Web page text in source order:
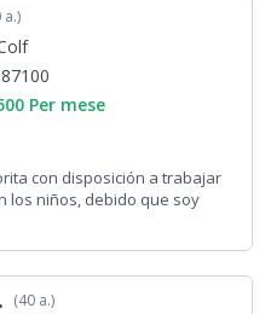
a.)
Per mese
con disposición a trabajar
los niños, debido que soy
(40 a.)